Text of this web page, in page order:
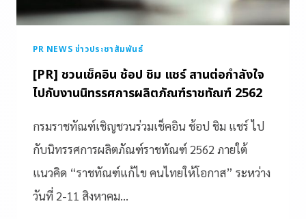
PR NEWS ข่าวประชาสัมพันธ์
[PR] ชวนเช็คอิน ช้อป ชิม แชร์ สานต่อกำลังใจ
ไปกับงานนิทรรศการผลิตภัณฑ์ราชทัณฑ์ 2562
กรมราชทัณฑ์เชิญชวนร่วมเช็คอิน ช้อป ชิม แชร์ ไป
กับนิทรรศการผลิตภัณฑ์ราชทัณฑ์ 2562 ภายใต้
แนวคิด “ราชทัณฑ์แก้ไข คนไทยให้โอกาส” ระหว่าง
วันที่ 2-11 สิงหาคม…